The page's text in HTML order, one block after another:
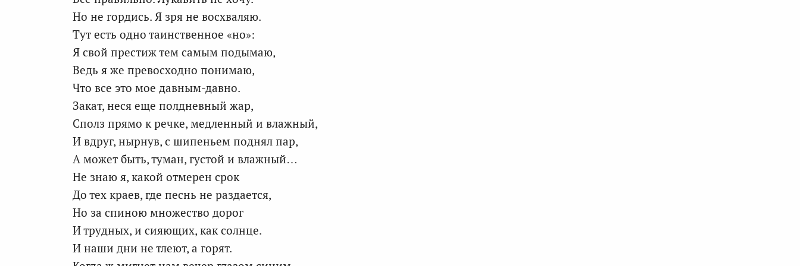
Но не гордись. Я зря не восхваляю.
Тут есть одно таинственное «но»:
Я свой престиж тем самым подымаю,
Ведь я же превосходно понимаю,
Что все это мое давным-давно.
Закат, неся еще полдневный жар,
Сполз прямо к речке, медленный и влажный,
И вдруг, нырнув, с шипеньем поднял пар,
А может быть, туман, густой и влажный…
Не знаю я, какой отмерен срок
До тех краев, где песнь не раздается,
Но за спиною множество дорог
И трудных, и сияющих, как солнце.
И наши дни не тлеют, а горят.